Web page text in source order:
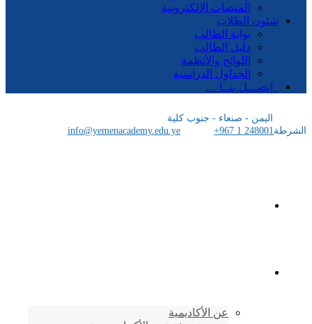
المنصات الإلكترونية
شئون الطلاب
بوابة الطالب
دليل الطالب
اللوائح والأنظمة
الجداول الدراسية
إتصـــل بنــا …
اليمن - صنعاء - جنوب كلية
الشرطة
info@yemenacademy.edu.ye +967 1 248001
عن الأكاديمية